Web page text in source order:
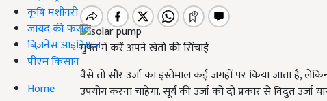
कृषि मशीनरी
जायद की फसल
बिज़नेस आइडियाज
पीएम किसान
Home
मुफ्त में करें अपने खेतों की सिंचाई
वैसे तो सौर उर्जा का इस्तेमाल कई जगहों पर किया जाता है,
उपयोग करना चाहेगा. सूर्य की उर्जा को दो प्रकार से विदुत उर्जा